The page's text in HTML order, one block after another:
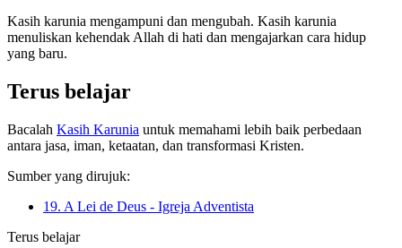
Kasih karunia mengampuni dan mengubah. Kasih karunia
menuliskan kehendak Allah di hati dan mengajarkan cara hidup
yang baru.
Terus belajar
Bacalah Kasih Karunia untuk memahami lebih baik perbedaan
antara jasa, iman, ketaatan, dan transformasi Kristen.
Sumber yang dirujuk:
19. A Lei de Deus - Igreja Adventista
Terus belajar